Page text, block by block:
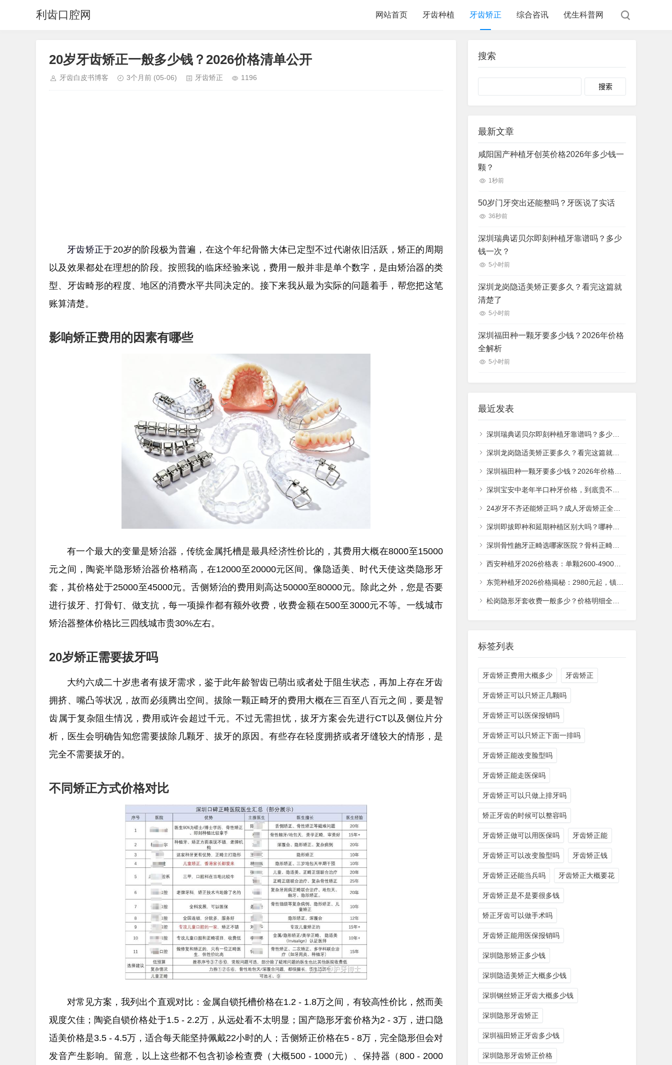
利齿口腔网 网站首页 牙齿种植 牙齿矫正 综合咨讯 优生科普网
20岁牙齿矫正一般多少钱？2026价格清单公开
牙齿白皮书博客 3个月前 (05-06) 牙齿矫正 1196
牙齿矫正于20岁的阶段极为普遍，在这个年纪骨骼大体已定型不过代谢依旧活跃，矫正的周期
以及效果都处在理想的阶段。按照我的临床经验来说，费用一般并非是单个数字，是由矫治器的类
型、牙齿畸形的程度、地区的消费水平共同决定的。接下来我从最为实际的问题着手，帮您把这笔
账算清楚。
影响矫正费用的因素有哪些
有一个最大的变量是矫治器，传统金属托槽是最具经济性价比的，其费用大概在8000至15000
元之间，陶瓷半隐形矫治器价格稍高，在12000至20000元区间。像隐适美、时代天使这类隐形牙
套，其价格处于25000至45000元。舌侧矫治的费用则高达50000至80000元。除此之外，您是否要
进行拔牙、打骨钉、做支抗，每一项操作都有额外收费，收费金额在500至3000元不等。一线城市
矫治器整体价格比三四线城市贵30%左右。
20岁矫正需要拔牙吗
大约六成二十岁患者有拔牙需求，鉴于此年龄智齿已萌出或者处于阻生状态，再加上存在牙齿
拥挤、嘴凸等状况，故而必须腾出空间。拔除一颗正畸牙的费用大概在三百至八百元之间，要是智
齿属于复杂阻生情况，费用或许会超过千元。不过无需担忧，拔牙方案会先进行CT以及侧位片分
析，医生会明确告知您需要拔除几颗牙、拔牙的原因。有些存在轻度拥挤或者牙缝较大的情形，是
完全不需要拔牙的。
不同矫正方式价格对比
对常见方案，我列出个直观对比：金属自锁托槽价格在1.2 - 1.8万之间，有较高性价比，然而美
观度欠佳；陶瓷自锁价格处于1.5 - 2.2万，从远处看不太明显；国产隐形牙套价格为2 - 3万，进口隐
适美价格是3.5 - 4.5万，适合每天能坚持佩戴22小时的人；舌侧矫正价格在5 - 8万，完全隐形但会对
发音产生影响。留意，以上这些都不包含初诊检查费（大概500 - 1000元）、保持器（800 - 2000
搜索
Search
最新文章
咸阳国产种植牙创英价格2026年多少钱一
颗？
1秒前
50岁门牙突出还能整吗？牙医说了实话
36秒前
深圳瑞典诺贝尔即刻种植牙靠谱吗？多少
钱一次？
5小时前
深圳龙岗隐适美矫正要多久？看完这篇就
清楚了
5小时前
深圳福田种一颗牙要多少钱？2026年价格
全解析
5小时前
最近发表
深圳瑞典诺贝尔即刻种植牙靠谱吗？多少钱一次？
深圳龙岗隐适美矫正要多久？看完这篇就清楚了
深圳福田种一颗牙要多少钱？2026年价格全解析
深圳宝安中老年半口种牙价格，到底贵不贵？
24岁牙不齐还能矫正吗？成人牙齿矫正全攻略
深圳即拔即种和延期种植区别大吗？哪种更划算？
深圳骨性龅牙正畸选哪家医院？骨科正畸避坑全攻略
西安种植牙2026价格表：单颗2600-4900元贵不贵？
东莞种植牙2026价格揭秘：2980元起，镇街哪家性价比高？
松岗隐形牙套收费一般多少？价格明细全解析
标签列表
牙齿矫正费用大概多少 牙齿矫正
牙齿矫正可以只矫正几颗吗
牙齿矫正可以医保报销吗
牙齿矫正可以只矫正下面一排吗
牙齿矫正能改变脸型吗
牙齿矫正能走医保吗
牙齿矫正可以只做上排牙吗
矫正牙齿的时候可以整容吗
牙齿矫正做可以用医保吗 牙齿矫正能
牙齿矫正可以改变脸型吗 牙齿矫正钱
牙齿矫正还能当兵吗 牙齿矫正大概要花
牙齿矫正是不是要很多钱
矫正牙齿可以做手术吗
牙齿矫正能用医保报销吗
深圳隐形矫正多少钱
深圳隐适美矫正大概多少钱
深圳钢丝矫正牙齿大概多少钱
深圳隐形牙齿矫正
深圳福田矫正牙齿多少钱
深圳隐形牙齿矫正价格